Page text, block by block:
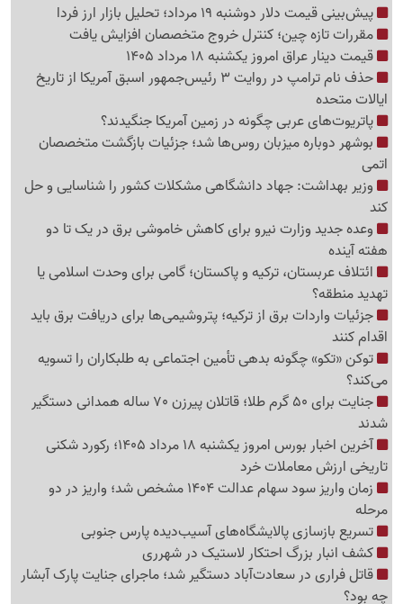
پیش‌بینی قیمت دلار دوشنبه 19 مرداد؛ تحلیل بازار ارز فردا
مقررات تازه چین؛ کنترل خروج متخصصان افزایش یافت
قیمت دینار عراق امروز یکشنبه 18 مرداد 1405
حذف نام ترامپ در روایت 3 رئیس‌جمهور اسبق آمریکا از تاریخ
ایالات متحده
پاتریوت‌های عربی چگونه در زمین آمریکا جنگیدند؟
بوشهر دوباره میزبان روس‌ها شد؛ جزئیات بازگشت متخصصان
اتمی
وزیر بهداشت: جهاد دانشگاهی مشکلات کشور را شناسایی و حل
کند
وعده جدید وزارت نیرو برای کاهش خاموشی برق در یک تا دو
هفته آینده
ائتلاف عربستان، ترکیه و پاکستان؛ گامی برای وحدت اسلامی یا
تهدید منطقه؟
جزئیات واردات برق از ترکیه؛ پتروشیمی‌ها برای دریافت برق باید
اقدام کنند
توکن «تکو» چگونه بدهی تأمین اجتماعی به طلبکاران را تسویه
می‌کند؟
جنایت برای 50 گرم طلا؛ قاتلان پیرزن 70 ساله همدانی دستگیر
شدند
آخرین اخبار بورس امروز یکشنبه 18 مرداد 1405؛ رکورد شکنی
تاریخی ارزش معاملات خرد
زمان واریز سود سهام عدالت 1404 مشخص شد؛ واریز در دو
مرحله
تسریع بازسازی پالایشگاه‌های آسیب‌دیده پارس جنوبی
کشف انبار بزرگ احتکار لاستیک در شهرری
قاتل فراری در سعادت‌آباد دستگیر شد؛ ماجرای جنایت پارک آبشار
چه بود؟